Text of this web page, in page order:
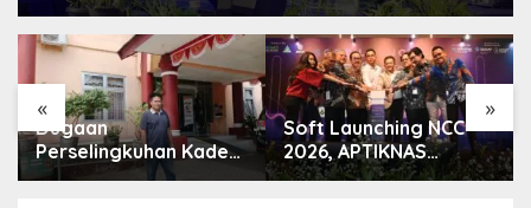
« »
Dugaan
Perselingkuhan Kades
HS, Inspektorat
Soft Launching NCC
2026, APTIKNAS
Dorong Percepatan